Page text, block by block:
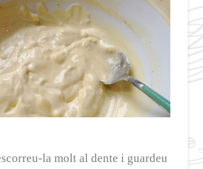
la molt al dente i guardeu